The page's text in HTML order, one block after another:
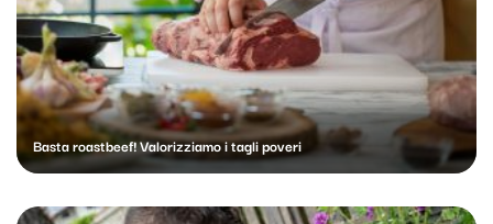
Basta roastbeef! Valorizziamo i tagli poveri